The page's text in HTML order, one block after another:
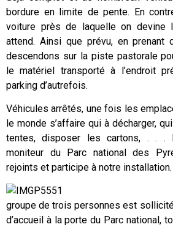
bordure en limite de pente. En
voiture près de laquelle on devine
attend. Ainsi que prévu, en prenant
descendons sur la piste pastorale
le matériel transporté à l’endroit
parking d’autrefois.
Véhicules arrêtés, une fois les
le monde s’affaire qui à décharger,
tentes, disposer les cartons, . . .
moniteur du Parc national des
rejoints et participe à notre installation.
groupe de trois personnes est
d’accueil à la porte du Parc national,